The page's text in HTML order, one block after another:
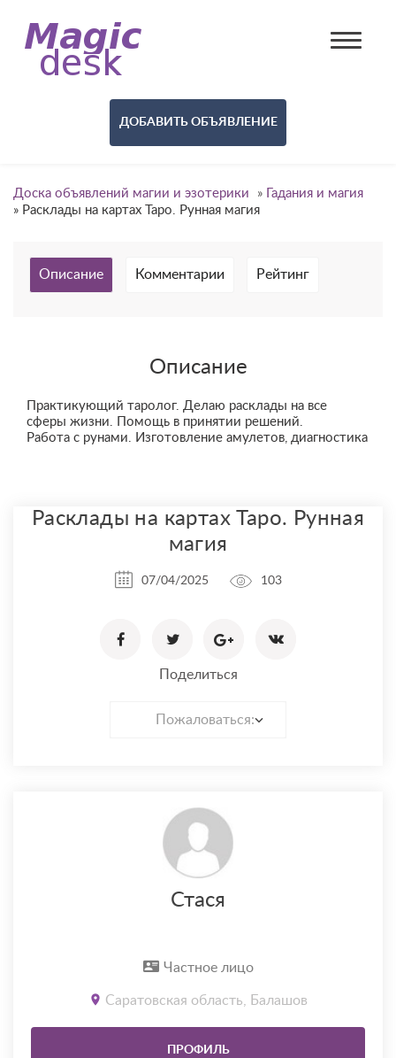
ДОБАВИТЬ ОБЪЯВЛЕНИЕ
Доска объявлений магии и эзотерики »
Гадания и магия
» Расклады на картах Таро. Рунная магия
Описание Комментарии Рейтинг
Описание
Практикующий таролог. Делаю расклады на все
сферы жизни. Помощь в принятии решений.
Работа с рунами. Изготовление амулетов, диагностика
Расклады на картах Таро. Рунная
магия
07/04/2025 103
Поделиться
Пожаловаться:
Стася
Частное лицо
Саратовская область, Балашов
ПРОФИЛЬ